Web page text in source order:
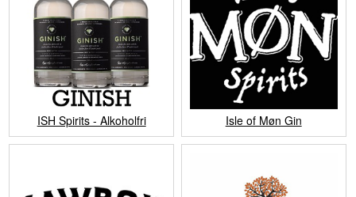
ISH Spirits - Alkoholfri Isle of Møn Gin